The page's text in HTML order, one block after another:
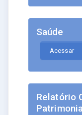
Saúde
Acessar
Relatório